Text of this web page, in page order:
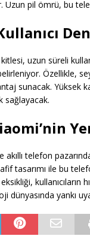
Uzun pil ömrü, bu
uzun süreli
Özellikle,
sunacak. Yüksek
sağlayacak.
telefon
tasarımı ile bu
dünyasında yankı